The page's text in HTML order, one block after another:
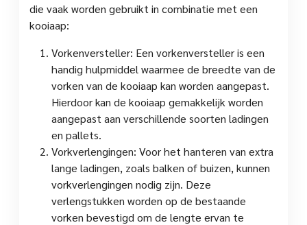
die vaak worden gebruikt in combinatie met een
kooiaap:
Vorkenversteller: Een vorkenversteller is een
handig hulpmiddel waarmee de breedte van de
vorken van de kooiaap kan worden aangepast.
Hierdoor kan de kooiaap gemakkelijk worden
aangepast aan verschillende soorten ladingen
en pallets.
Vorkverlengingen: Voor het hanteren van extra
lange ladingen, zoals balken of buizen, kunnen
vorkverlengingen nodig zijn. Deze
verlengstukken worden op de bestaande
vorken bevestigd om de lengte ervan te